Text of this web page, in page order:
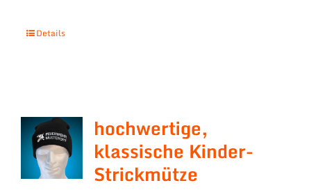
Details
hochwertige,
klassische Kinder-
Strickmütze